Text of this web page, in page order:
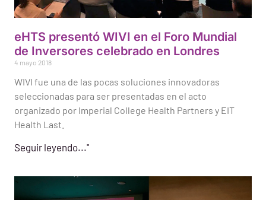
eHTS presentó WIVI en el Foro Mundial
de Inversores celebrado en Londres
4 mayo 2018
WIVI fue una de las pocas soluciones innovadoras
seleccionadas para ser presentadas en el acto
organizado por Imperial College Health Partners y EIT
Health Last.
Seguir leyendo..."